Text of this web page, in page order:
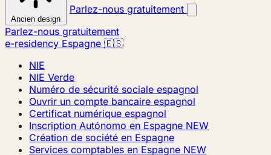
Ancien design
Parlez-nous gratuitement
Parlez-nous gratuitement
e-residency Espagne 🇪🇸
NIE
NIE Verde
Numéro de sécurité sociale espagnol
Ouvrir un compte bancaire espagnol
Certificat numérique espagnol
Inscription Autónomo en Espagne NEW
Création de société en Espagne
Services comptables en Espagne NEW